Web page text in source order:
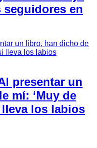
en
presentar un
mí: ‘Muy de
los labios